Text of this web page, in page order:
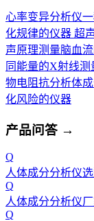
心率变异分析仪
化规律的仪器 超
声原理测量脑血
同能量的X射线
物电阻抗分析体
化风险的仪器
产品问答 →
Q
人体成分分析仪
Q
人体成分分析仪
Q